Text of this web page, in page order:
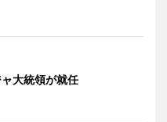
大統領が就任